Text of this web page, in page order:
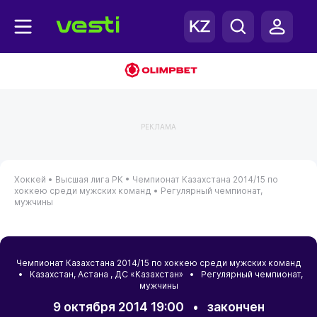
РЕКЛАМА
Хоккей • Высшая лига РК • Чемпионат Казахстана 2014/15 по
хоккею среди мужских команд • Регулярный чемпионат,
мужчины
Чемпионат Казахстана 2014/15 по хоккею среди мужских команд
• Казахстан, Астана , ДС «Казахстан» • Регулярный чемпионат,
мужчины
9 октября 2014 19:00 • закончен